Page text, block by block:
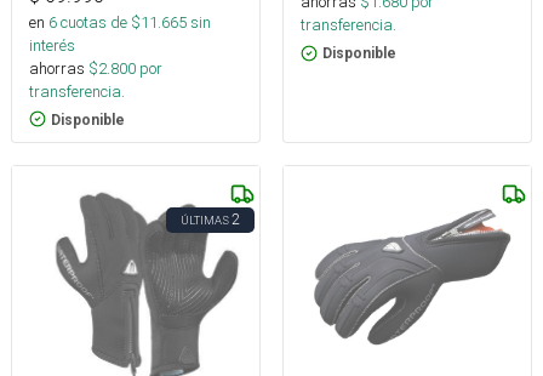
en 6cuotas de $11.665sin
interés
ahorras $2.800 por
transferencia.
Disponible
transferencia.
Disponible
ÚLTIMAS2